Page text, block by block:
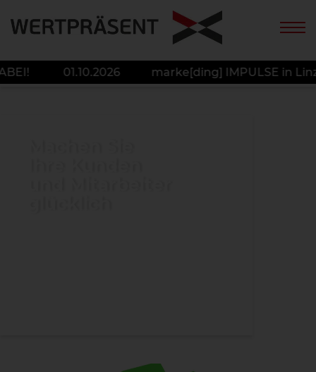
01.10.2026 marke[ding] IMPULSE in Linz